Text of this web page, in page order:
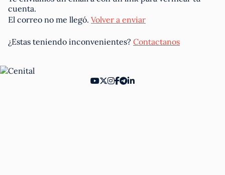
cuenta.
El correo no me llegó. Volver a enviar
¿Estas teniendo inconvenientes? Contactanos